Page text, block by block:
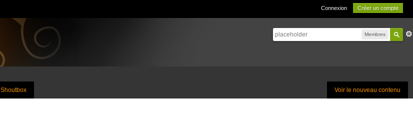
Connexion Créer un compte
Membres
Voir le nouveau contenu
Shoutbox